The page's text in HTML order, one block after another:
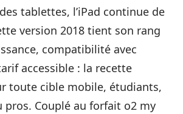
tablettes, l’iPad continue de
version 2018 tient son rang
compatibilité avec
accessible : la recette
toute cible mobile, étudiants,
pros. Couplé au forfait o2 my